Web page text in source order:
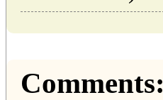
Comments: